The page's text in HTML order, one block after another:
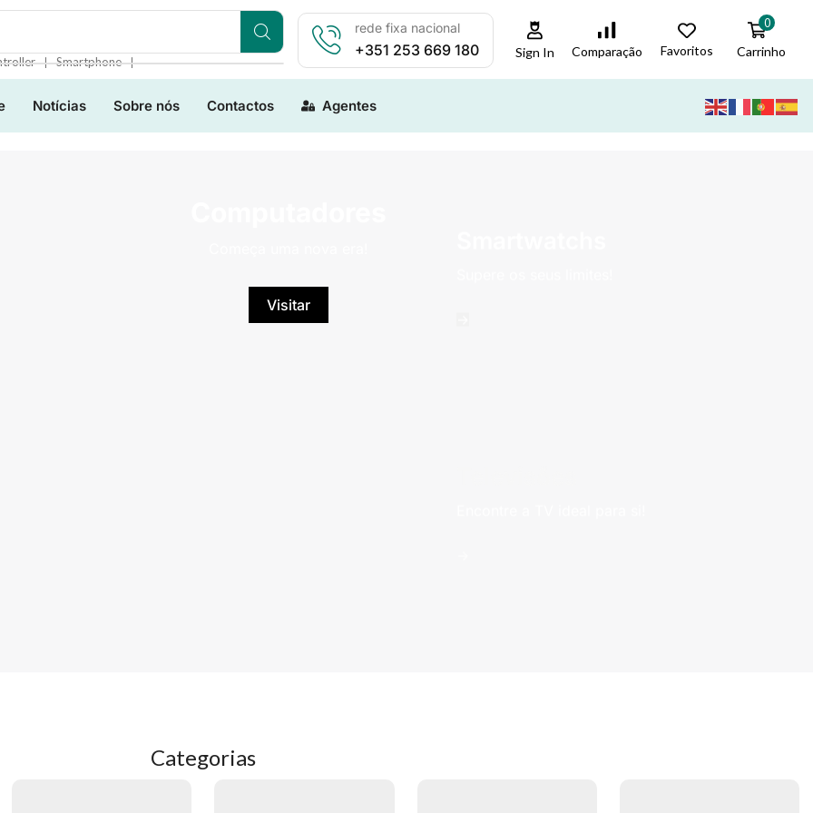
❘ Smartphone ❘
rede fixa nacional
+351 253 669 180 Sign In Comparação Favoritos
0
Carrinho
Notícias Sobre nós Contactos Agentes
Visitar
Categorias